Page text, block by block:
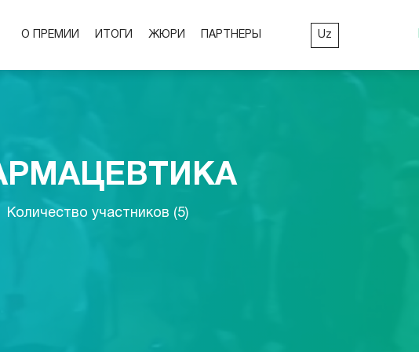
О ПРЕМИИ ИТОГИ ЖЮРИ ПАРТНЕРЫ Uz
Количество участников (5)